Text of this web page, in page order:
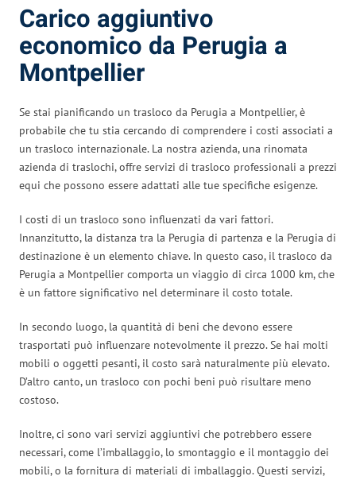
Carico aggiuntivo
economico da Perugia a
Montpellier
Se stai pianificando un trasloco da Perugia a Montpellier, è
probabile che tu stia cercando di comprendere i costi associati a
un trasloco internazionale. La nostra azienda, una rinomata
azienda di traslochi, offre servizi di trasloco professionali a prezzi
equi che possono essere adattati alle tue specifiche esigenze.
I costi di un trasloco sono influenzati da vari fattori.
Innanzitutto, la distanza tra la Perugia di partenza e la Perugia di
destinazione è un elemento chiave. In questo caso, il trasloco da
Perugia a Montpellier comporta un viaggio di circa 1000 km, che
è un fattore significativo nel determinare il costo totale.
In secondo luogo, la quantità di beni che devono essere
trasportati può influenzare notevolmente il prezzo. Se hai molti
mobili o oggetti pesanti, il costo sarà naturalmente più elevato.
D’altro canto, un trasloco con pochi beni può risultare meno
costoso.
Inoltre, ci sono vari servizi aggiuntivi che potrebbero essere
necessari, come l’imballaggio, lo smontaggio e il montaggio dei
mobili, o la fornitura di materiali di imballaggio. Questi servizi,